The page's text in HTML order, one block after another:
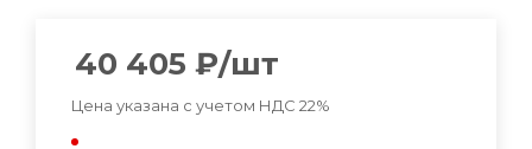
40 405 ₽/шт
Цена указана с учетом НДС 22%